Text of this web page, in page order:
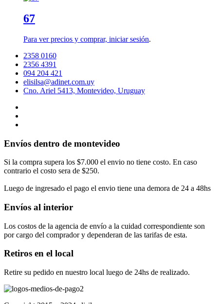
67
Para ver precios y comprar, iniciar sesión.
2358 0160
2356 4391
094 204 421
elisilsa@adinet.com.uy
Cno. Ariel 5413, Montevideo, Uruguay
Envíos dentro de montevideo
Si la compra supera los $7.000 el envio no tiene costo. En caso
contrario el costo sera de $250.
Luego de ingresado el pago el envio tiene una demora de 24 a 48hs
Envíos al interior
Los costos de la agencia de envío a la cuidad correspondiente son
por cargo del comprador y dependeran de las tarifas de esta.
Retiros en el local
Retire su pedido en nuestro local luego de 24hs de realizado.